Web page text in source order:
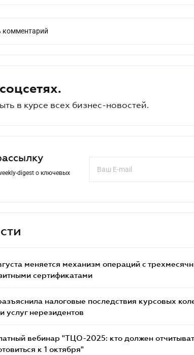
комментарий
в курсе всех бизнес-новостей.
digest о ключевых
меняется механизм операций с
сертификатами
налоговые последствия курсовых
услуг нерезидентов
вебинар "ТЦО-2025: кто должен
к 1 октября"